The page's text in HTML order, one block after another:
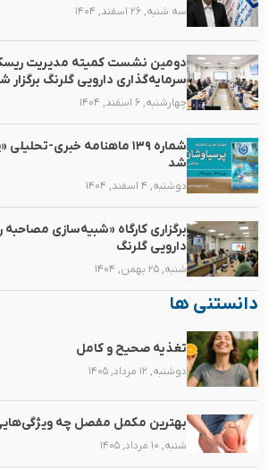
سه شنبه, ۲۶ اسفند, ۱۴۰۴
دومین نشست کمیته مدیریت
سرمایه‌گذاری دارویی گلرنگ برگزار
چهارشنبه, ۶ اسفند, ۱۴۰۴
شماره ۱۳۹ ماهنامه خبری-
شد
دوشنبه, ۴ اسفند, ۱۴۰۴
برگزاری کارگاه «شبیه‌سازی مصاحبه
دارویی گلرنگ
شنبه, ۲۵ بهمن, ۱۴۰۴
دانستنی ها
تغذیه صحیح و کامل
دوشنبه, ۱۲ مرداد, ۱۴۰۵
بهترین مکمل مفصل چه
شنبه, ۱۰ مرداد, ۱۴۰۵